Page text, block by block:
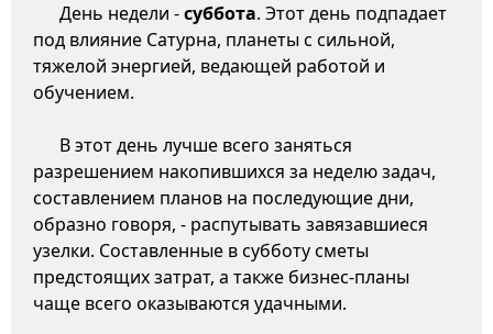
День недели -суббота. Этот день подпадает
под влияние Сатурна, планеты с сильной,
тяжелой энергией, ведающей работой и
обучением.
В этот день лучше всего заняться
разрешением накопившихся за неделю задач,
составлением планов на последующие дни,
образно говоря, - распутывать завязавшиеся
узелки. Составленные в субботу сметы
предстоящих затрат, а также бизнес-планы
чаще всего оказываются удачными.